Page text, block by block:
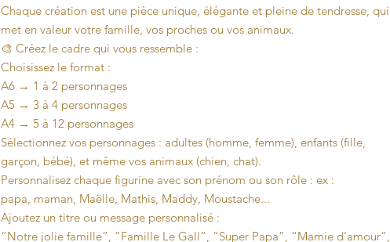
Chaque création est une pièce unique, élégante et pleine de tendresse, qui
met en valeur votre famille, vos proches ou vos animaux.
🎨 Créez le cadre qui vous ressemble :
Choisissez le format :
A6 → 1 à 2 personnages
A5 → 3 à 4 personnages
A4 → 5 à 12 personnages
Sélectionnez vos personnages : adultes (homme, femme), enfants (fille,
garçon, bébé), et même vos animaux (chien, chat).
Personnalisez chaque figurine avec son prénom ou son rôle : ex :
papa, maman, Maëlle, Mathis, Maddy, Moustache...
Ajoutez un titre ou message personnalisé :
“Notre jolie famille”, “Famille Le Gall”, “Super Papa”, “Mamie d’amour”,